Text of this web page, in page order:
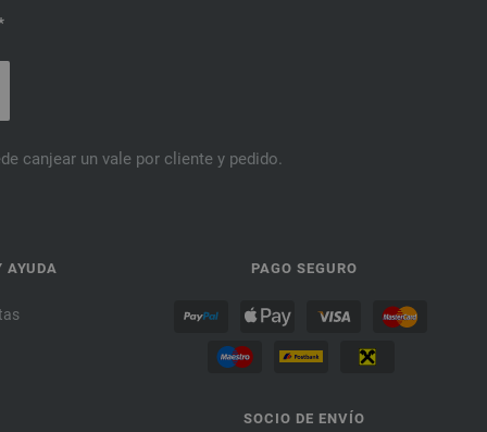
canjear un vale por cliente y pedido.
AYUDA PAGO SEGURO
SOCIO DE ENVÍO